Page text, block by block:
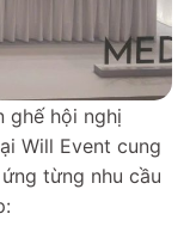
ghế hội nghị
Will Event cung
từng nhu cầu